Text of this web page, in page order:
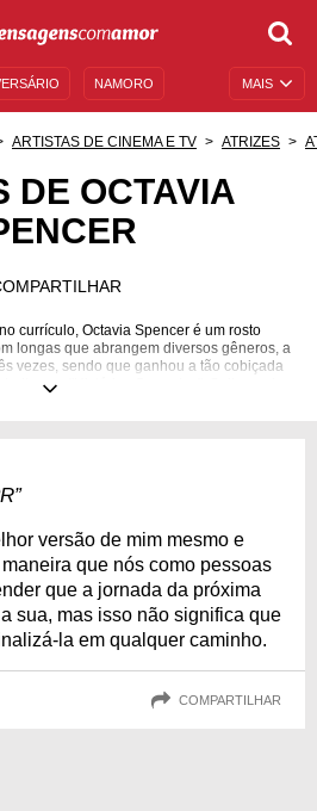
MAIS
NAMORO
DE ANIVERSÁRIO
ARTISTAS DE CINEMA E TV ATRIZES
DE OCTAVIA
currículo, Octavia Spencer é um rosto
longas que abrangem diversos gêneros, a
vezes, sendo que ganhou a tão cobiçada
em "Histórias Cruzadas". Saiba mais
versão de mim mesmo e
que nós como pessoas
que a jornada da próxima
sua, mas isso não significa que
la em qualquer caminho.
COMPARTILHAR